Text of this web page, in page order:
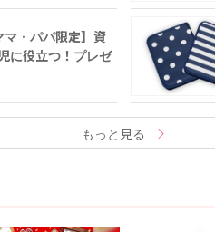
マ・パパ限定】資
に役立つ！プレゼ
もっと見る